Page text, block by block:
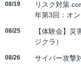
08/19
リスク対策
年第3回：オン
08/25
【体験会】
ジクラ）
08/26
サイバー攻撃